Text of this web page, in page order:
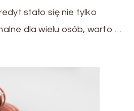
stało się nie tylko
dla wielu osób, warto …